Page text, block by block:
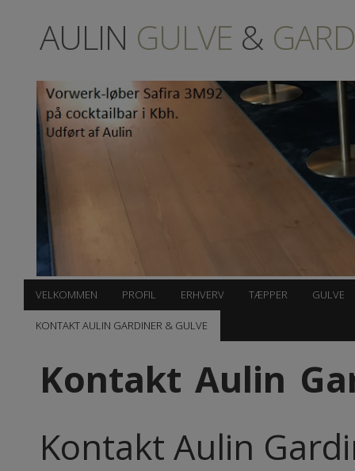
AULIN GULVE &
VELKOMMEN PROFIL ERHVERV TÆPPER GULVE
KONTAKT AULIN GARDINER & GULVE
Kontakt Aulin
Kontakt Aulin